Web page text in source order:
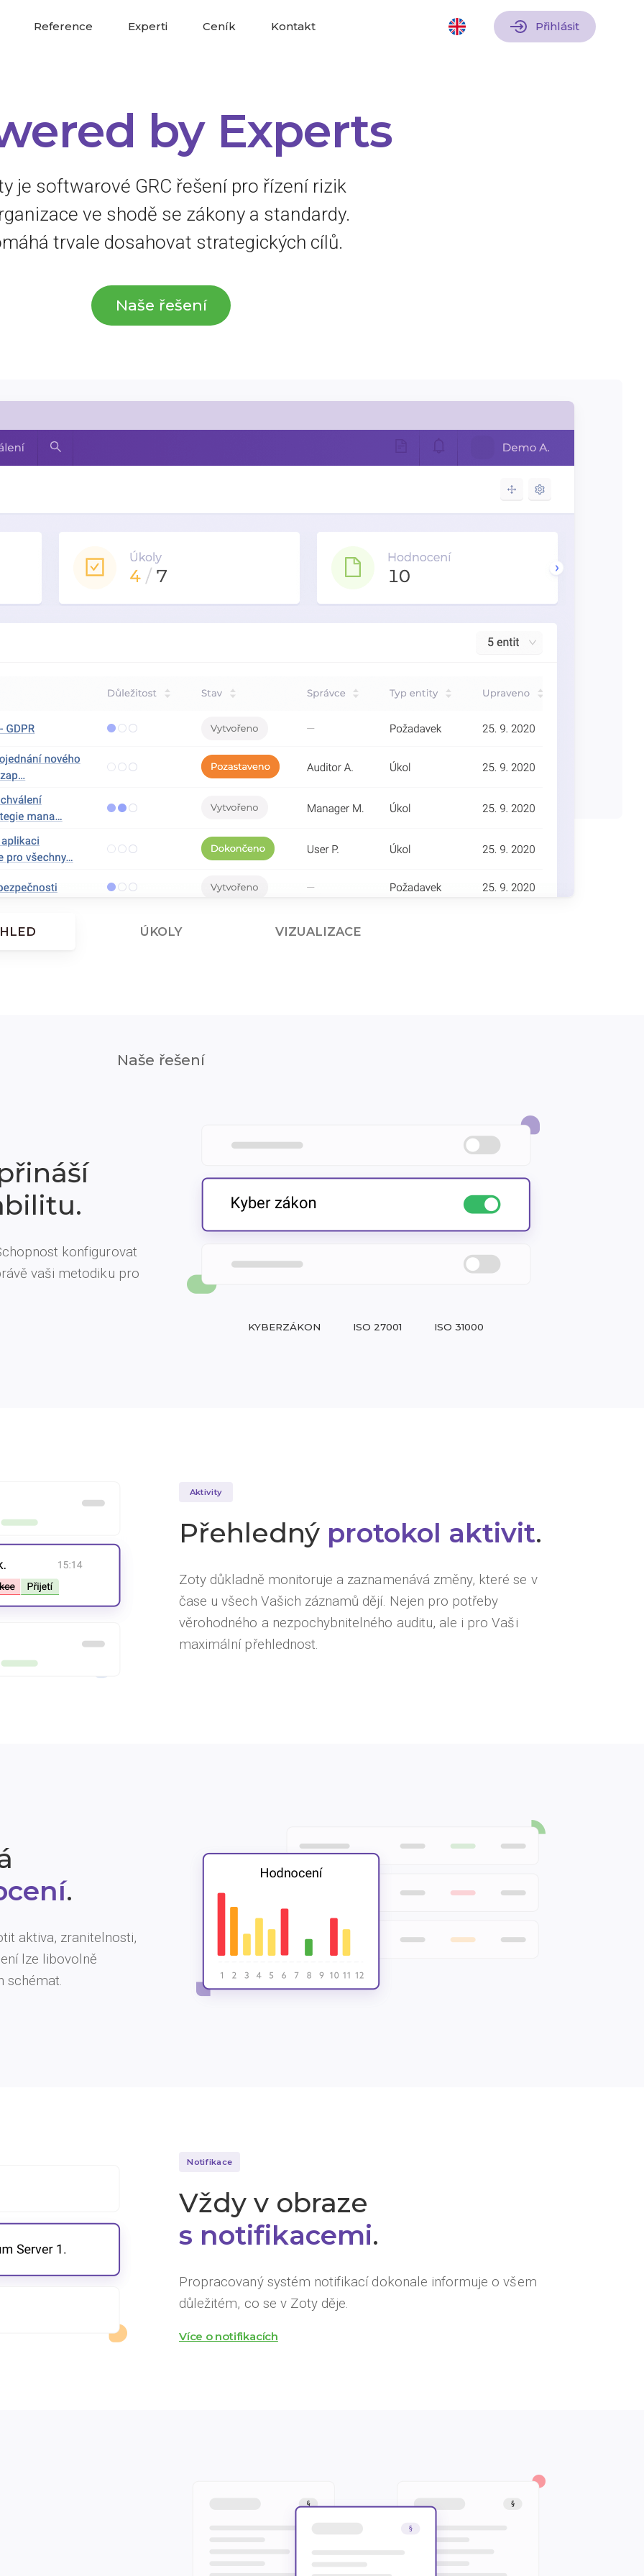
Reference Experti Ceník Kontakt Přihlásit
by Experts
je softwarové GRC řešení pro řízení rizik
ve shodě se zákony a standardy.
trvale dosahovat strategických cílů.
Naše řešení
ÚKOLY VIZUALIZACE
Naše řešení
konfigurovat
vaši metodiku pro
KYBERZÁKON ISO 27001 ISO 31000
Aktivity
Přehledný protokol aktivit.
Zoty důkladně monitoruje a zaznamenává změny, které se v
čase u všech Vašich záznamů dějí. Nejen pro potřeby
věrohodného a nezpochybnitelného auditu, ale i pro Vaši
maximální přehlednost.
.
aktiva, zranitelnosti,
lze libovolně
schémat.
Notifikace
Vždy v obraze
s notifikacemi.
Propracovaný systém notifikací dokonale informuje o všem
důležitém, co se v Zoty děje.
Více o notifikacích